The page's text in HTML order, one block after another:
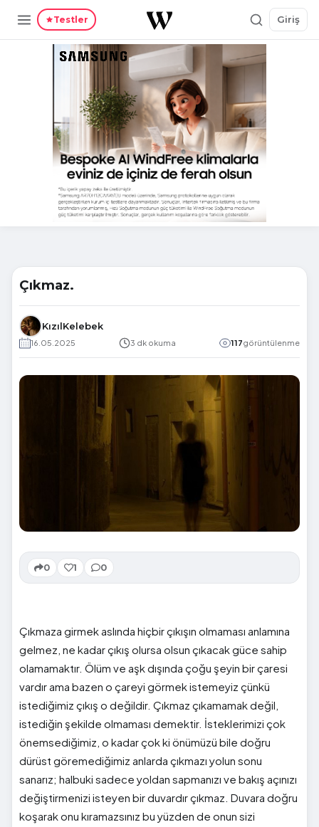
Testler Giriş
Çıkmaz.
KızılKelebek
16.05.2025 3 dk okuma 117görüntülenme
0 1 0
Çıkmaza girmek aslında hiçbir çıkışın olmaması anlamına
gelmez, ne kadar çıkış olursa olsun çıkacak güce sahip
olamamaktır. Ölüm ve aşk dışında çoğu şeyin bir çaresi
vardır ama bazen o çareyi görmek istemeyiz çünkü
istediğimiz çıkış o değildir. Çıkmaz çıkamamak değil,
istediğin şekilde olmaması demektir. İsteklerimizi çok
önemsediğimiz, o kadar çok ki önümüzü bile doğru
dürüst göremediğimiz anlarda çıkmazı yolun sonu
sanarız; halbuki sadece yoldan sapmanızı ve bakış açınızı
değiştirmenizi isteyen bir duvardır çıkmaz. Duvara doğru
koşarak onu kıramazsınız bu yüzden de onun sizi